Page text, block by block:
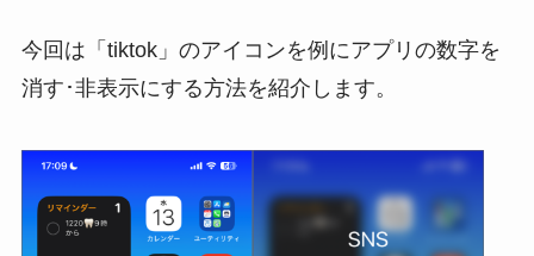
今回は「tiktok」のアイコンを例にアプリの数字を
消す･非表示にする方法を紹介します。